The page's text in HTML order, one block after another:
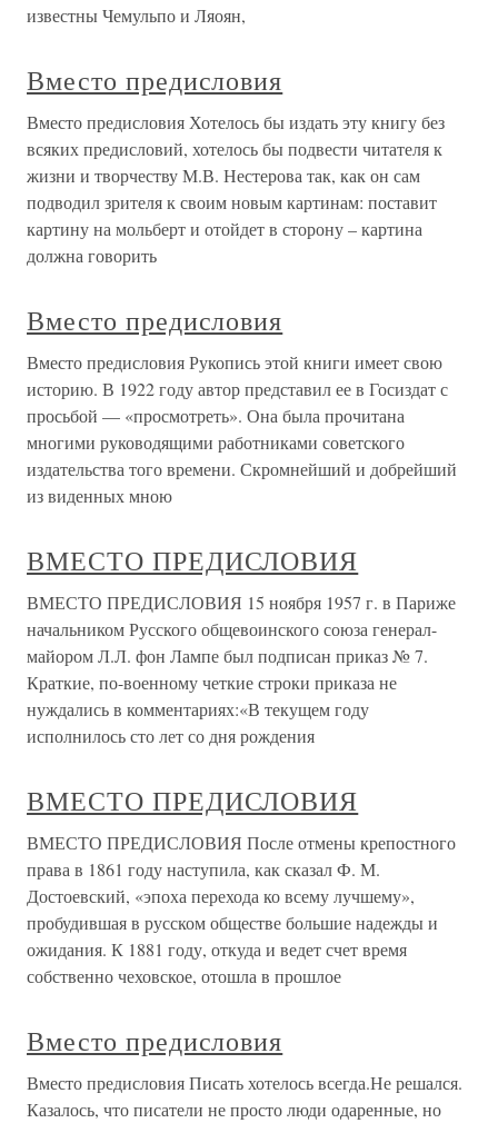
известны Чемульпо и Ляоян,
Вместо предисловия
Вместо предисловия Хотелось бы издать эту книгу без
всяких предисловий, хотелось бы подвести читателя к
жизни и творчеству М.В. Нестерова так, как он сам
подводил зрителя к своим новым картинам: поставит
картину на мольберт и отойдет в сторону – картина
должна говорить
Вместо предисловия
Вместо предисловия Рукопись этой книги имеет свою
историю. В 1922 году автор представил ее в Госиздат с
просьбой — «просмотреть». Она была прочитана
многими руководящими работниками советского
издательства того времени. Скромнейший и добрейший
из виденных мною
ВМЕСТО ПРЕДИСЛОВИЯ
ВМЕСТО ПРЕДИСЛОВИЯ 15 ноября 1957 г. в Париже
начальником Русского общевоинского союза генерал-
майором Л.Л. фон Лампе был подписан приказ № 7.
Краткие, по-военному четкие строки приказа не
нуждались в комментариях:«В текущем году
исполнилось сто лет со дня рождения
ВМЕСТО ПРЕДИСЛОВИЯ
ВМЕСТО ПРЕДИСЛОВИЯ После отмены крепостного
права в 1861 году наступила, как сказал Ф. М.
Достоевский, «эпоха перехода ко всему лучшему»,
пробудившая в русском обществе большие надежды и
ожидания. К 1881 году, откуда и ведет счет время
собственно чеховское, отошла в прошлое
Вместо предисловия
Вместо предисловия Писать хотелось всегда.Не решался.
Казалось, что писатели не просто люди одаренные, но